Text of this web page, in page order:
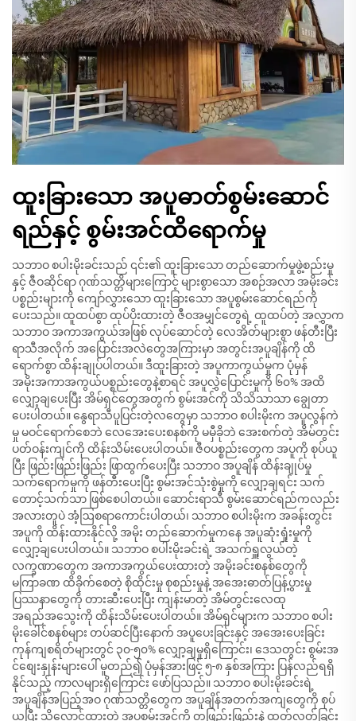
ထူးခြားသော အပူဓာတ်စွမ်းဆောင်
ရည်နှင့် စွမ်းအင်ထိရောက်မှု
သဘာဝ စပါးမိုးခင်းသည် ၎င်း၏ ထူးခြားသော တည်ဆောက်မှုဖွဲ့စည်းမှု
နှင့် ဇီဝဆိုင်ရာ ဂုဏ်သတ္တိများကြောင့် များစွာသော အစဉ်အလာ အမိုးခင်း
ပစ္စည်းများကို ကျော်လွှားသော ထူးခြားသော အပူစွမ်းဆောင်ရည်ကို
ပေးသည်။ ထူထပ်စွာ ထုပ်ပိုးထားတဲ့ ဇီဝအမျှင်တွေရဲ့ ထူထပ်တဲ့ အလွှာက
သဘာဝ အကာအကွယ်အဖြစ် လုပ်ဆောင်တဲ့ လေအိတ်များစွာ ဖန်တီးပြီး
ရာသီအလိုက် အပြောင်းအလဲတွေအကြားမှာ အတွင်းအပူချိန်ကို ထိ
ရောက်စွာ ထိန်းချုပ်ပါတယ်။ ဒီထူးခြားတဲ့ အပူကာကွယ်မှုက ပုံမှန်
အမိုးအကာအကွယ်ပစ္စည်းတွေနဲ့စာရင် အပူလွှဲပြောင်းမှုကို ၆၀% အထိ
လျှော့ချပေးပြီး အိမ်ရှင်တွေအတွက် စွမ်းအင်ကို သိသိသာသာ ချွေတာ
ပေးပါတယ်။ နွေရာသီပူပြင်းတဲ့လတွေမှာ သဘာဝ စပါးမိုးက အပူလွန်ကဲ
မှု မဝင်ရောက်စေဘဲ လေအေးပေးစနစ်ကို မမှီခိုဘဲ အေးစက်တဲ့ အိမ်တွင်း
ပတ်ဝန်းကျင်ကို ထိန်းသိမ်းပေးပါတယ်။ ဇီဝပစ္စည်းတွေက အပူကို စုပ်ယူ
ပြီး ဖြည်းဖြည်းဖြည်း ဖြာထွက်ပေးပြီး သဘာဝ အပူချိန် ထိန်းချုပ်မှု
သက်ရောက်မှုကို ဖန်တီးပေးပြီး စွမ်းအင်သုံးစွဲမှုကို လျှော့ချရင်း သက်
တောင့်သက်သာ ဖြစ်စေပါတယ်။ ဆောင်းရာသီ စွမ်းဆောင်ရည်ကလည်း
အလားတူပဲ အံ့ဩစရာကောင်းပါတယ်၊ သဘာဝ စပါးမိုးက အခန်းတွင်း
အပူကို ထိန်းထားနိုင်လို့ အမိုး တည်ဆောက်မှုကနေ အပူဆုံးရှုံးမှုကို
လျှော့ချပေးပါတယ်။ သဘာဝ စပါးမိုးခင်းရဲ့ အသက်ရှူလွယ်တဲ့
လက္ခဏာတွေက အကာအကွယ်ပေးထားတဲ့ အမိုးခင်းစနစ်တွေကို
မကြာခဏ ထိခိုက်စေတဲ့ စိုထိုင်းမှု စုစည်းမှုနဲ့ အအေးဓာတ်ပြန့်ပွားမှု
ပြဿနာတွေကို တားဆီးပေးပြီး ကျန်းမာတဲ့ အိမ်တွင်းလေထု
အရည်အသွေးကို ထိန်းသိမ်းပေးပါတယ်။ အိမ်ရှင်များက သဘာဝ စပါး
မိုးခေါင်စနစ်များ တပ်ဆင်ပြီးနောက် အပူပေးခြင်းနှင့် အအေးပေးခြင်း
ကုန်ကျစရိတ်များတွင် ၃၀-၅၀% လျှော့ချမှုရှိကြောင်း၊ ဒေသတွင်း စွမ်းအ
င်စျေးနှုန်းများပေါ် မူတည်၍ ပုံမှန်အားဖြင့် ၅-၈ နှစ်အကြား ပြန်လည်ရရှိ
နိုင်သည့် ကာလများရှိကြောင်း ဖော်ပြသည်။ သဘာဝ စပါးမိုးခင်းရဲ့
အပူချိန်အပြည့်အဝ ဂုဏ်သတ္တိတွေက အပူချိန်အတက်အကျတွေကို စုပ်
ယူပြီး သိုလှောင်ထားတဲ့ အပူစွမ်းအင်ကို တဖြည်းဖြည်းနဲ့ ထုတ်လွှတ်ခြင်း